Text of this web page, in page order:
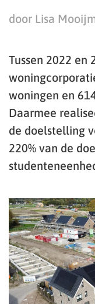
door Lisa
Tussen 2022 en
woningen en
Daarmee
de doelstelling
220% van de